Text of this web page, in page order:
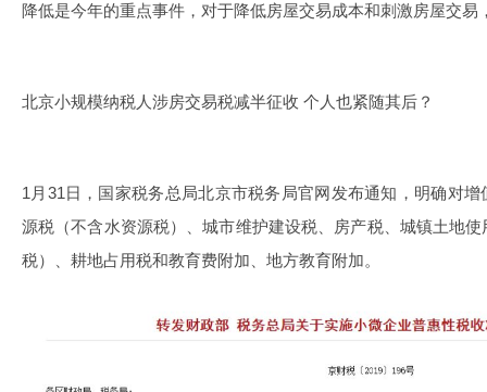
降低是今年的重点事件，对于降低房屋交易成本和刺激房屋交易
北京小规模纳税人涉房交易税减半征收 个人也紧随其后？
1月31日，国家税务总局北京市税务局官网发布通知，明确对
源税（不含水资源税）、城市维护建设税、房产税、城镇土地
税）、耕地占用税和教育费附加、地方教育附加。